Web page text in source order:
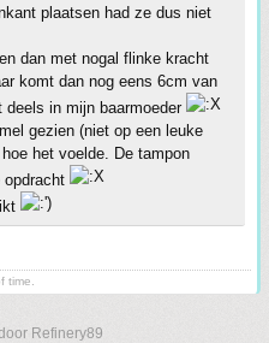
plaatsen had ze dus niet
dan met nogal flinke kracht
komt dan nog eens 6cm van
in mijn baarmoeder
gezien (niet op een leuke
het voelde. De tampon
opdracht
time.
Refinery89